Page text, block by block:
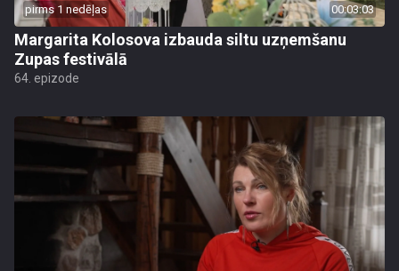
pirms 1 nedēļas 00:03:03
Margarita Kolosova izbauda siltu uzņemšanu
Zupas festivālā
64. epizode